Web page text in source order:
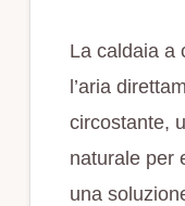
La caldaia a
l’aria
circostante,
naturale per
una